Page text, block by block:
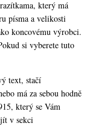
který má
písma a velikosti
koncovému výrobci.
si vyberete tuto
text, stačí
má za sebou hodně
který se Vám
v sekci